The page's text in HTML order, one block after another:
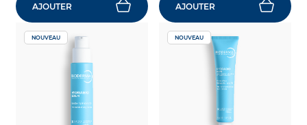
AJOUTER AJOUTER
NOUVEAU NOUVEAU